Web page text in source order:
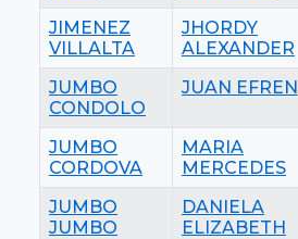
JIMENEZ
VILLALTA
JHORDY
ALEXANDER
JUMBO
CONDOLO
JUAN EFREN
JUMBO
CORDOVA
MARIA
MERCEDES
JUMBO
JUMBO
DANIELA
ELIZABETH